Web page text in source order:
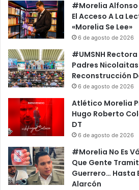
#Morelia
El Acceso A La
«Morelia Se Lee»
6 de agosto de 2026
#UMSNH
Padres
Reconstrucción
6 de agosto de 2026
Atlético Morelia
Hugo Roberto
DT
6 de agosto de 2026
#Morelia No Es
Que Gente
Guerrero… Hasta
Alarcón